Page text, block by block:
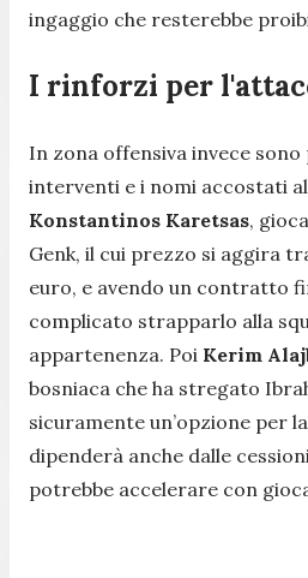
ingaggio che resterebbe
I rinforzi per
In zona offensiva invece
interventi e i nomi accostati
Konstantinos Karetsas,
Genk, il cui prezzo si aggira
euro, e avendo un contratto
complicato strapparlo alla
appartenenza. Poi Kerim
bosniaca che ha stregato
sicuramente un’opzione per
dipenderà anche dalle
potrebbe accelerare con